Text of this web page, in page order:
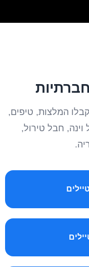
המלצות, טיפים,
וינה, חבל טירול,